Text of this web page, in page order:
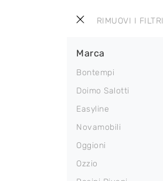
RIMUOVI I FILTRI
Marca
Bontempi
Doimo Salotti
Easyline
Novamobili
Oggioni
Ozzio